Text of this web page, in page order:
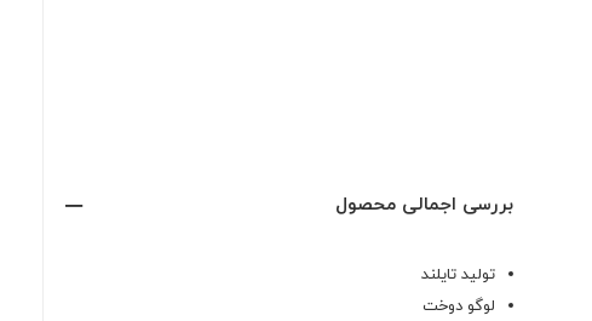
بررسی اجمالی محصول
تولید تایلند
لوگو دوخت